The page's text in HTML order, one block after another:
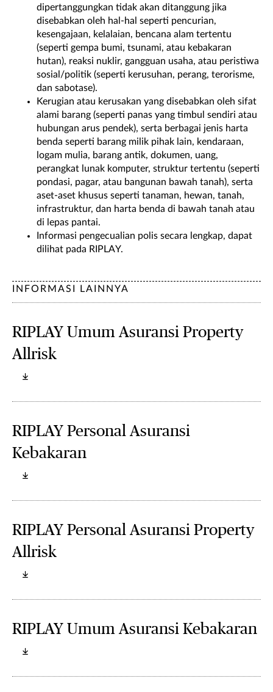
dipertanggungkan tidak akan ditanggung jika
disebabkan oleh hal-hal seperti pencurian,
kesengajaan, kelalaian, bencana alam tertentu
(seperti gempa bumi, tsunami, atau kebakaran
hutan), reaksi nuklir, gangguan usaha, atau peristiwa
sosial/politik (seperti kerusuhan, perang, terorisme,
dan sabotase).
Kerugian atau kerusakan yang disebabkan oleh sifat
alami barang (seperti panas yang timbul sendiri atau
hubungan arus pendek), serta berbagai jenis harta
benda seperti barang milik pihak lain, kendaraan,
logam mulia, barang antik, dokumen, uang,
perangkat lunak komputer, struktur tertentu (seperti
pondasi, pagar, atau bangunan bawah tanah), serta
aset-aset khusus seperti tanaman, hewan, tanah,
infrastruktur, dan harta benda di bawah tanah atau
di lepas pantai.
Informasi pengecualian polis secara lengkap, dapat
dilihat pada RIPLAY.
INFORMASI LAINNYA
RIPLAY Umum Asuransi Property
Allrisk
RIPLAY Personal Asuransi
Kebakaran
RIPLAY Personal Asuransi Property
Allrisk
RIPLAY Umum Asuransi Kebakaran